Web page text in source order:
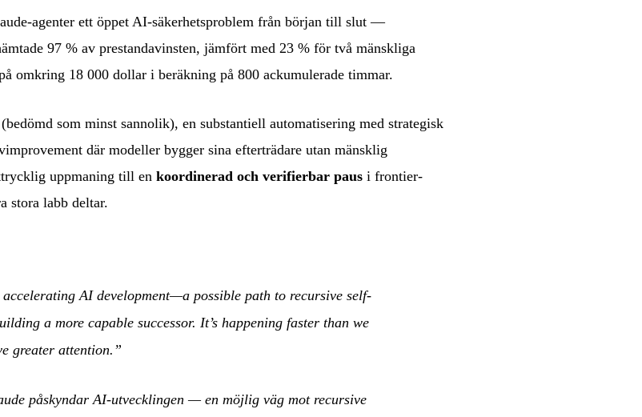
agenter ett öppet AI-säkerhetsproblem från början till slut —
97 % av prestandavinsten, jämfört med 23 % för två mänskliga
omkring 18 000 dollar i beräkning på 800 ackumulerade timmar.
som minst sannolik), en substantiell automatisering med strategisk
där modeller bygger sina efterträdare utan mänsklig
uppmaning till en koordinerad och verifierbar paus i frontier-
stora labb deltar.
AI development—a possible path to recursive self-
a more capable successor. It’s happening faster than we
greater attention.”
påskyndar AI-utvecklingen — en möjlig väg mot recursive